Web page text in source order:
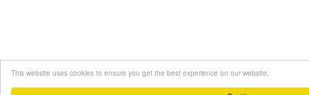
This website uses cookies to ensure you get the best experience on our website.